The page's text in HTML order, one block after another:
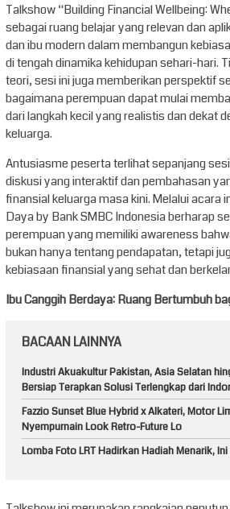
Talkshow “Building Financial Wellbeing:
sebagai ruang belajar yang relevan dan
dan ibu modern dalam membangun
di tengah dinamika kehidupan sehari-hari.
teori, sesi ini juga memberikan perspektif
bagaimana perempuan dapat mulai
dari langkah kecil yang realistis dan dekat
keluarga.
Antusiasme peserta terlihat sepanjang
diskusi yang interaktif dan pembahasan
finansial keluarga masa kini. Melalui acara
Daya by Bank SMBC Indonesia berharap
perempuan yang memiliki awareness
bukan hanya tentang pendapatan, tetapi
kebiasaan finansial yang sehat dan
Ibu Canggih Berdaya: Ruang Bertumbuh
BACAAN LAINNYA
Industri Akuakultur Pakistan, Asia Selatan
Bersiap Terapkan Solusi Terlengkap dari
Fazzio Sunset Blue Hybrid x Alkateri, Motor
Nyempurnain Look Retro-Future Lo
Lomba Foto LRT Hadirkan Hadiah Menarik,